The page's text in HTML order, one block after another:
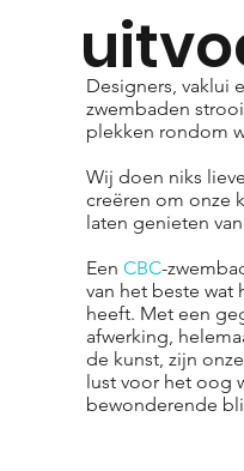
Designers, vaklui
zwembaden
plekken rondom
Wij doen niks
creëren om onze
laten genieten
Een CBC-
van het beste wat
heeft. Met een
afwerking,
de kunst, zijn
lust voor het oog
bewonderende